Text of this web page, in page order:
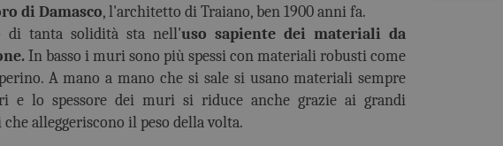
di Damasco, l'architetto di Traiano, ben 1900 anni fa.
di tanta solidità sta nell'uso sapiente dei materiali da
In basso i muri sono più spessi con materiali robusti come
A mano a mano che si sale si usano materiali sempre
e lo spessore dei muri si riduce anche grazie ai grandi
che alleggeriscono il peso della volta.